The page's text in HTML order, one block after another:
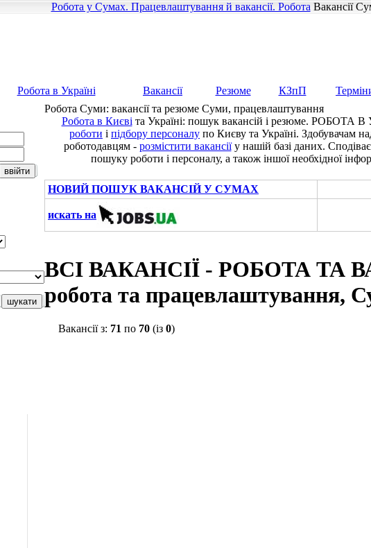
Робота у Сумах. Працевлаштування й вакансії. Робота Вакансії
Робота в Україні Вакансії Резюме КЗпП
Робота Суми: вакансії та резюме Суми, працевлаштування
Робота в Києві та Україні: пошук вакансій і резюме. РОБОТА В
роботи і підбору персоналу по Києву та Україні. Здобувачам
роботодавцям - розмістити вакансіїу нашій базі даних.
пошуку роботи і персоналу, а також іншої необхідної
НОВИЙ ПОШУК ВАКАНСІЙ У СУМАХ
искать на
ВСІ ВАКАНСІЇ - РОБОТА ТА
робота та працевлаштування,
Вакансії з: 71 по 70 (із 0)